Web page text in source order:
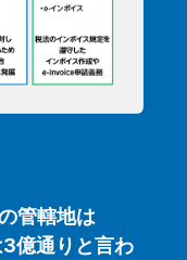
管轄地は
億通りと言わ